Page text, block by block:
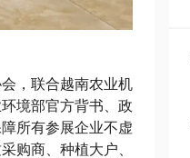
，联合越南农业机
境部官方背书、政
所有参展企业不虚
购商、种植大户、